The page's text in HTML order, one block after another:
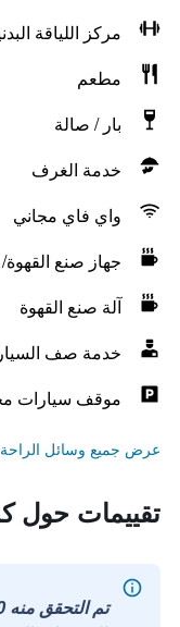
مركز اللياقة
مطعم
بار / صالة
خدمة الغرف
واي فاي مجاني
جهاز صنع
آلة صنع القهوة
خدمة صف
موقف سيارات
عرض جميع وسائل الراحة
تقييمات حول
تم التحقق منه 100%